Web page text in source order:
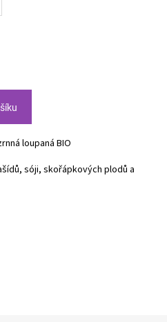
loupaná BIO
sóji, skořápkových plodů a